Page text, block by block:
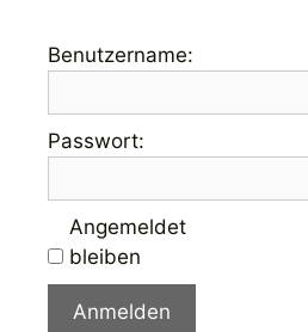
Benutzername:
Passwort:
Angemeldet
bleiben
Anmelden